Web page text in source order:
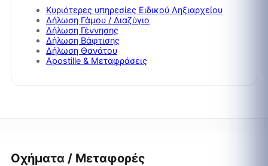
Κυριότερες υπηρεσίες Ειδικού Ληξιαρχείου
Δήλωση Γάμου / Διαζύγιο
Δήλωση Γέννησης
Δήλωση Βάφτισης
Δήλωση Θανάτου
Apostille & Μεταφράσεις
Οχήματα / Μεταφορές